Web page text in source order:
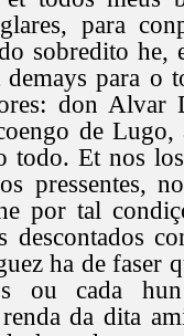
para
sobredito he,
para o
don Alvar
de Lugo,
todo. Et nos
pressentes,
por tal
descontados
ha de faser
ou cada
da dita